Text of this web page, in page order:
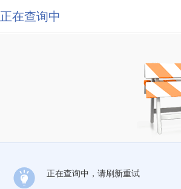
正在查询中
正在查询中，请刷新重试